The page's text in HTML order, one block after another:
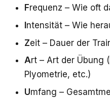
Frequenz – Wie oft
Intensität – Wie
Zeit – Dauer der
Art – Art der Übung
Plyometrie, etc.)
Umfang –